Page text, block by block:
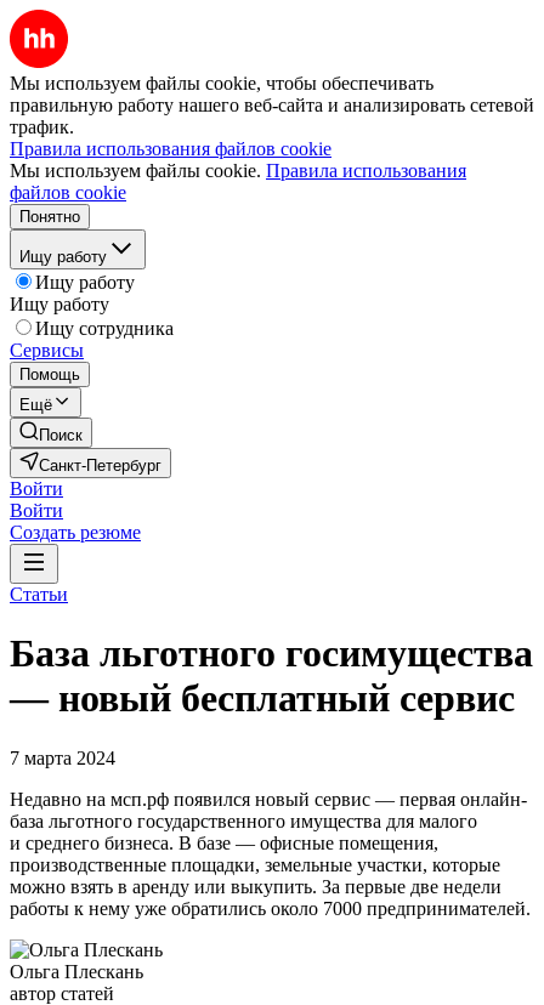
Мы используем файлы cookie, чтобы обеспечивать
правильную работу нашего веб-сайта и анализировать сетевой
трафик.
Правила использования файлов cookie
Мы используем файлы cookie. Правила использования
файлов cookie
Понятно
Ищу работу
Ищу работу
Ищу работу
Ищу сотрудника
Сервисы
Помощь
Ещё
Поиск
Санкт-Петербург
Войти
Войти
Создать резюме
Статьи
База льготного госимущества
— новый бесплатный сервис
7 марта 2024
Недавно на мсп.рф появился новый сервис — первая онлайн-
база льготного государственного имущества для малого
и среднего бизнеса. В базе — офисные помещения,
производственные площадки, земельные участки, которые
можно взять в аренду или выкупить. За первые две недели
работы к нему уже обратились около 7000 предпринимателей.
Ольга Плескань
автор статей